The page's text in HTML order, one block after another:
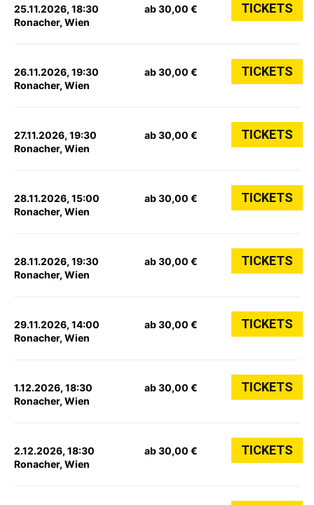
25.11.2026, 18:30
Ronacher, Wien
ab 30,00 € TICKETS
26.11.2026, 19:30
Ronacher, Wien
ab 30,00 € TICKETS
27.11.2026, 19:30
Ronacher, Wien
ab 30,00 € TICKETS
28.11.2026, 15:00
Ronacher, Wien
ab 30,00 € TICKETS
28.11.2026, 19:30
Ronacher, Wien
ab 30,00 € TICKETS
29.11.2026, 14:00
Ronacher, Wien
ab 30,00 € TICKETS
1.12.2026, 18:30
Ronacher, Wien
ab 30,00 € TICKETS
2.12.2026, 18:30
Ronacher, Wien
ab 30,00 € TICKETS